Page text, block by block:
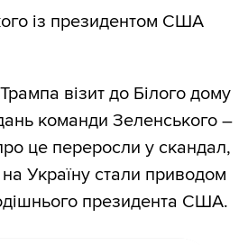
із президентом США
візит до Білого дому
команди Зеленського –
це переросли у скандал,
Україну стали приводом
президента США.